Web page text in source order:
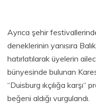
Ayrıca şehir
deneklerinin yanısıra
hatırlatılarak üyelerin
bünyesinde bulunan
‘‘Duisburg ıkçılığa
beğeni aldığı vurgulandı.